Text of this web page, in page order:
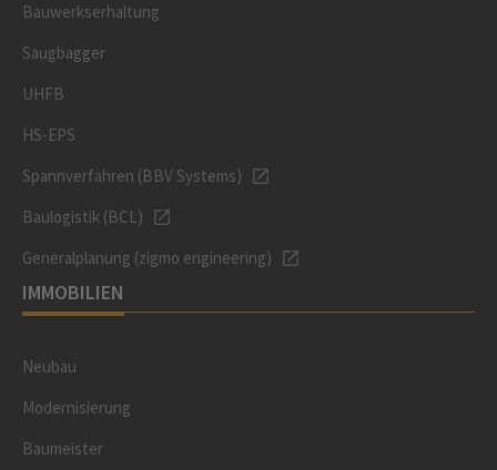
Bauwerkserhaltung
Saugbagger
UHFB
HS-EPS
Spannverfahren (BBV Systems)
Baulogistik (BCL)
Generalplanung (zigmo engineering)
IMMOBILIEN
Neubau
Modernisierung
Baumeister